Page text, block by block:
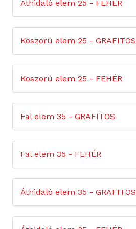
Áthidaló elem 25 - FEHÉR
Koszorú elem 25 - GRAFITOS
Koszorú elem 25 - FEHÉR
Fal elem 35 - GRAFITOS
Fal elem 35 - FEHÉR
Áthidaló elem 35 - GRAFITOS